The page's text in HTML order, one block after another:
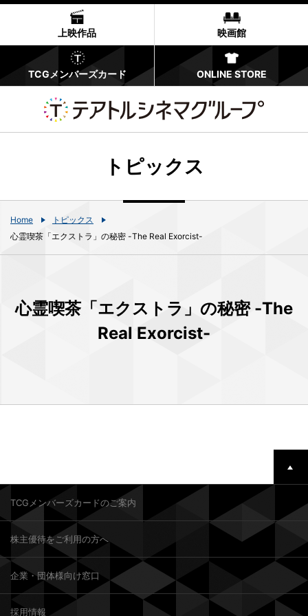
上映作品 映画館
TCGメンバーズカード ONLINE STORE
トピックス
Home
トピックス
心霊喫茶「エクストラ」の秘密 -The Real Exorcist-
心霊喫茶「エクストラ」の秘密 -The
Real Exorcist-
TCGメンバーズカードのご案内
株主優待をご利用の方へ
企業・団体様向け窓口
採用情報